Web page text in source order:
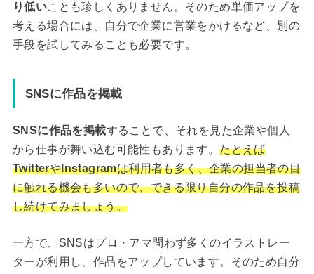
り低いことも珍しくありません。そのため単価アップを
考える場合には、自分で企業に営業をかけるなど、別の
手段を試してみることも必要です。
SNSに作品を掲載
SNSに作品を掲載することで、それを見た企業や個人
から仕事が舞い込む可能性もあります。たとえば
TwitterやInstagramは利用者も多く、企業の担当者の目
に触れる機会も多いので、できる限り自分の作品を投稿
し続けてみましょう。
一方で、SNSはプロ・アマ問わず多くのイラストレー
ターが利用し、作品をアップしています。そのため自分